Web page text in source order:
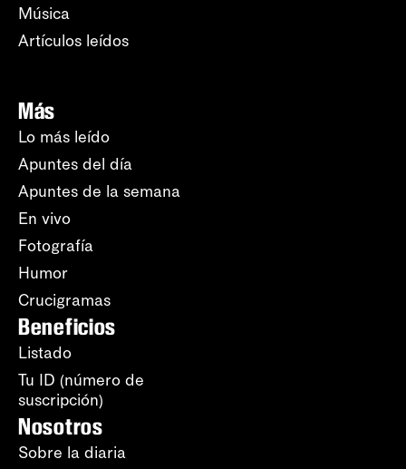
Música
Artículos leídos
Más
Lo más leído
Apuntes del día
Apuntes de la semana
En vivo
Fotografía
Humor
Crucigramas
Beneficios
Listado
Tu ID (número de
suscripción)
Nosotros
Sobre la diaria